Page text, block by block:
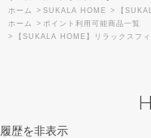
ホーム
> SUKALA HOME >
【
ホーム
> ポイント利用可能商品一覧
>
【SUKALA HOME】リラックスフ
履歴を非表示